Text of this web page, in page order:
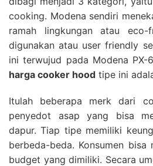
cooking. Modena sendiri
ramah lingkungan atau eco-
digunakan atau user friendly
ini terwujud pada Modena PX-
harga cooker hood tipe ini
Itulah beberapa merk dari
penyedot asap yang bisa
dapur. Tiap tipe memiliki
berbeda-beda. Konsumen bisa
budget yang dimiliki. Secara